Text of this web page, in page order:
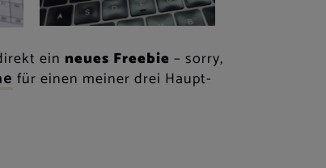
ein neues Freebie – sorry,
für einen meiner drei Haupt-